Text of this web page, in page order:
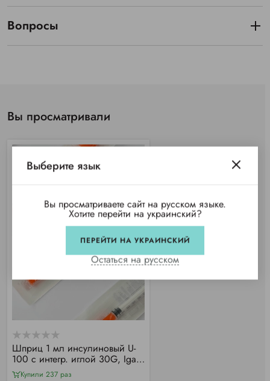
Вопросы
Вы просматривали
Шприц 1 мл инсулиновый U-
100 с интегр. иглой 30G, Igar
(100 шт/уп)
Купили 237 раз
Выберите язык
Вы просматриваете сайт на русском языке.
Хотите перейти на украинский?
ПЕРЕЙТИ НА УКРАИНСКИЙ
Остаться на русском